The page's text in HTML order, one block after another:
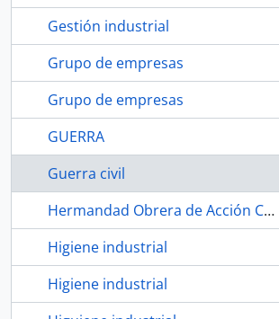
Gestión industrial
Grupo de empresas
Grupo de empresas
GUERRA
Guerra civil
Hermandad Obrera de Acción Católica (HOAC)
Higiene industrial
Higiene industrial